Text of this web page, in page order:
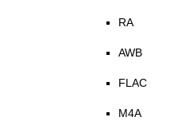
RA
AWB
FLAC
M4A